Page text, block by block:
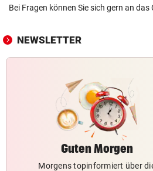
Bei Fragen können Sie sich gern an
NEWSLETTER
Guten Morgen
Morgens topinformiert über